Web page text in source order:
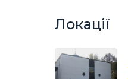
Локації